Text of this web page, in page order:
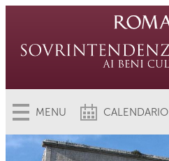
MENU CALENDARIO